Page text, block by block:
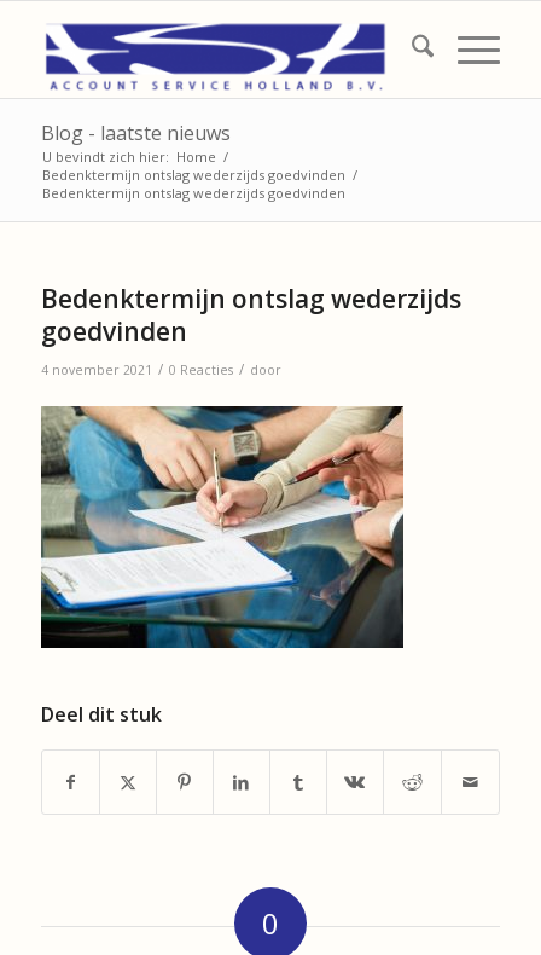
Blog - laatste nieuws
U bevindt zich hier: Home /
Bedenktermijn ontslag wederzijds goedvinden /
Bedenktermijn ontslag wederzijds goedvinden
Bedenktermijn ontslag wederzijds
goedvinden
4 november 2021 / 0 Reacties / door
Deel dit stuk
0